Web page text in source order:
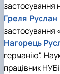
застосування
Греля
застосування
Нагорець
германію".
працівник